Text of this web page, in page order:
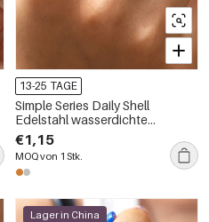
13-25 TAGE
Simple Series Daily Shell
Edelstahl wasserdichte
Statement-Ringe in Goldfarbe
€1,15
MOQ von 1 Stk.
Lager in China